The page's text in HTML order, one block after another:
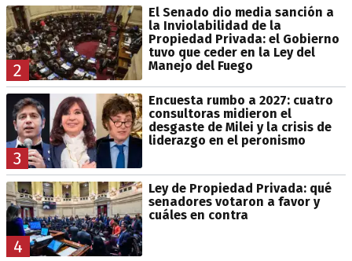
2
El Senado dio media sanción a
la Inviolabilidad de la
Propiedad Privada: el Gobierno
tuvo que ceder en la Ley del
Manejo del Fuego
3
Encuesta rumbo a 2027: cuatro
consultoras midieron el
desgaste de Milei y la crisis de
liderazgo en el peronismo
4
Ley de Propiedad Privada: qué
senadores votaron a favor y
cuáles en contra